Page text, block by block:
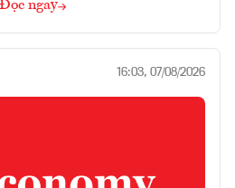
Đọc ngay
16:03, 07/08/2026